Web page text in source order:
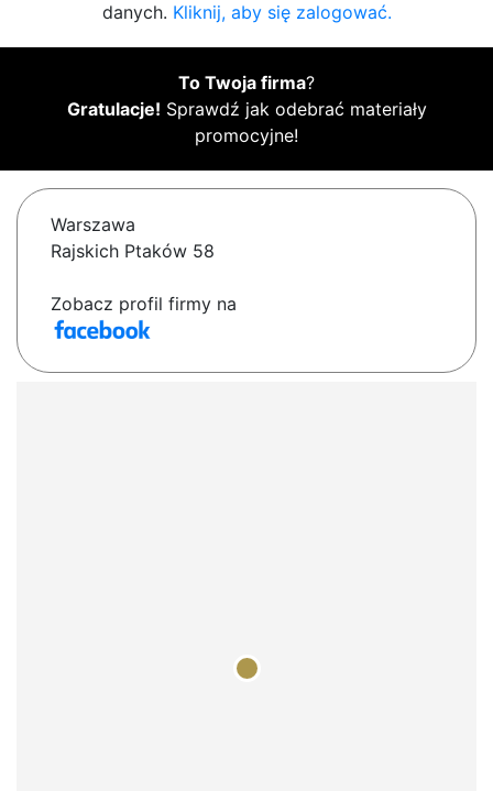
danych. Kliknij, aby się zalogować.
To Twoja firma?
Gratulacje! Sprawdź jak odebrać materiały
promocyjne!
Warszawa
Rajskich Ptaków 58
Zobacz profil firmy na